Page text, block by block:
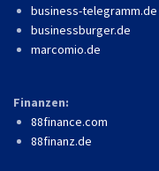
business-telegramm.de
businessburger.de
marcomio.de
Finanzen:
88finance.com
88finanz.de